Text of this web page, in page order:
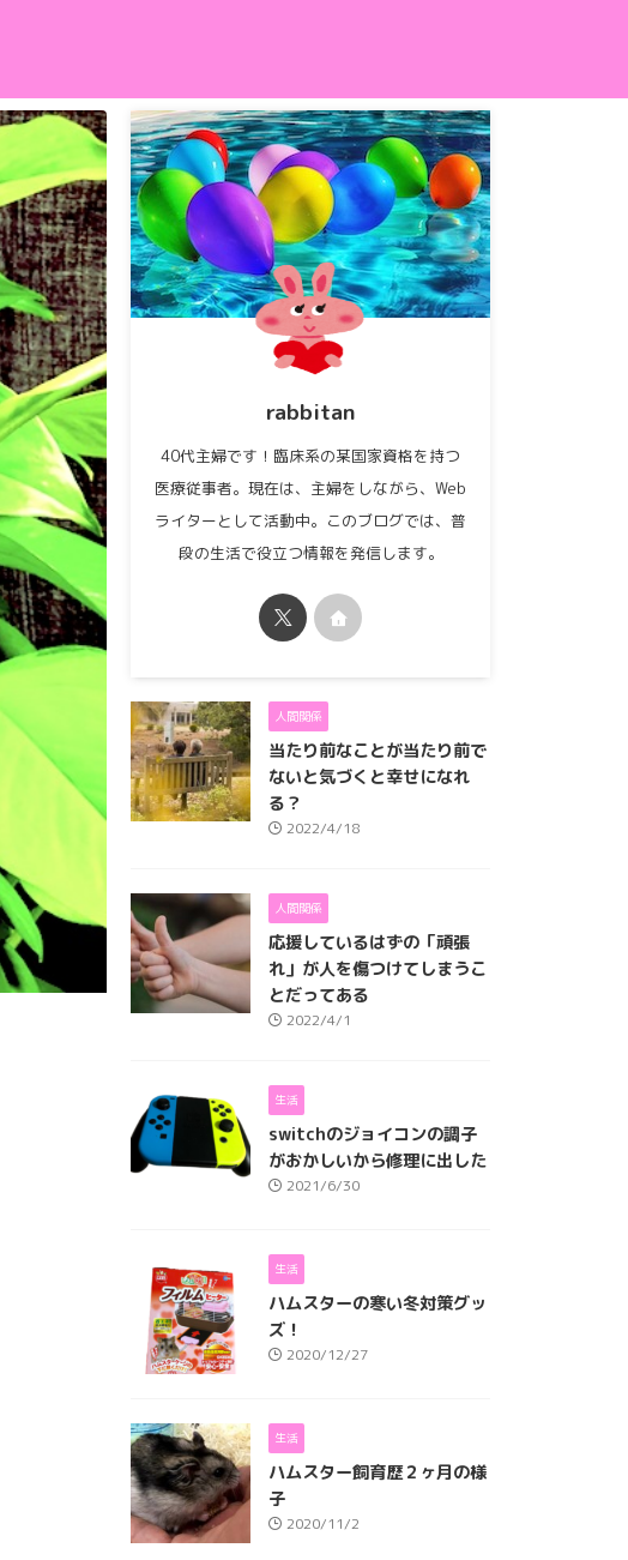
rabbitan
40代主婦です！臨床系の某国家資格を持つ
医療従事者。現在は、主婦をしながら、Web
ライターとして活動中。このブログでは、普
段の生活で役立つ情報を発信します。
人間関係
当たり前なことが当たり前で
ないと気づくと幸せになれ
る？
2022/4/18
人間関係
応援しているはずの「頑張
れ」が人を傷つけてしまうこ
とだってある
2022/4/1
生活
switchのジョイコンの調子
がおかしいから修理に出した
2021/6/30
生活
ハムスターの寒い冬対策グッ
ズ！
2020/12/27
生活
ハムスター飼育歴２ヶ月の様
子
2020/11/2